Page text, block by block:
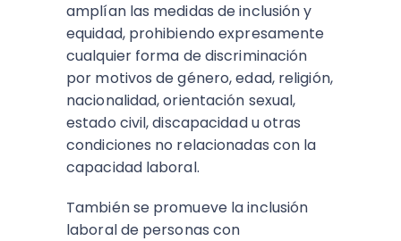
amplían las medidas de inclusión y
equidad, prohibiendo expresamente
cualquier forma de discriminación
por motivos de género, edad, religión,
nacionalidad, orientación sexual,
estado civil, discapacidad u otras
condiciones no relacionadas con la
capacidad laboral.
También se promueve la inclusión
laboral de personas con